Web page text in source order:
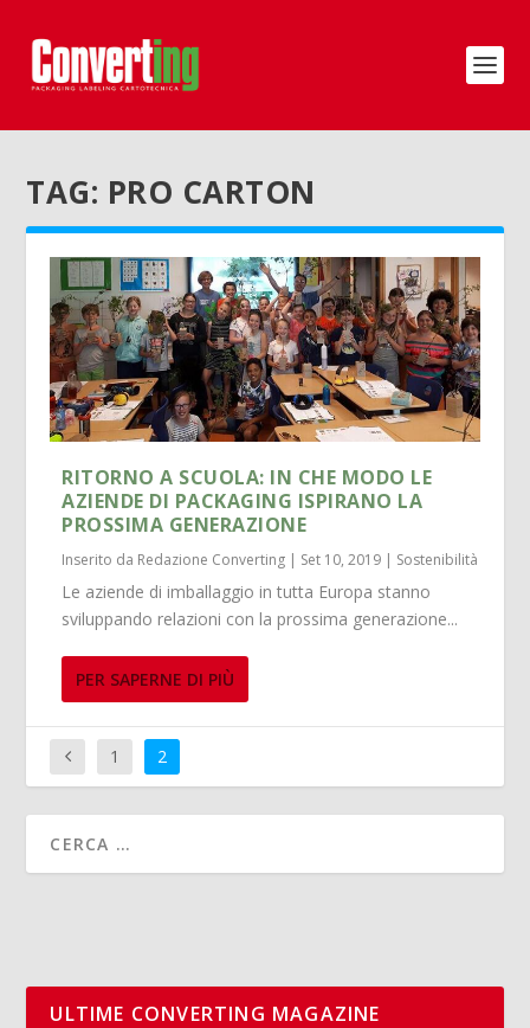
TAG: PRO CARTON
RITORNO A SCUOLA: IN CHE MODO LE
AZIENDE DI PACKAGING ISPIRANO LA
PROSSIMA GENERAZIONE
Inserito da Redazione Converting | Set 10, 2019 | Sostenibilità
Le aziende di imballaggio in tutta Europa stanno
sviluppando relazioni con la prossima generazione...
PER SAPERNE DI PIÙ
1 2
ULTIME CONVERTING MAGAZINE